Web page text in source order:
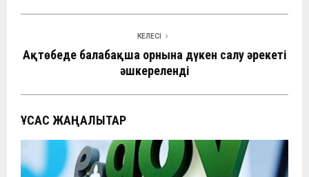
КЕЛЕСІ
Ақтөбеде балабақша орнына дүкен салу әрекеті
әшкереленді
ҰҚСАС ЖАҢАЛЫҚТАР